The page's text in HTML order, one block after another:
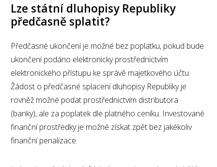
Lze státní dluhopisy Republiky
předčasně splatit?
Předčasné ukončení je možné bez poplatku, pokud bude
ukončení podáno elektronicky prostřednictvím
elektronického přístupu ke správě majetkového účtu.
Žádost o předčasné splacení dluhopisy Republiky je
rovněž možné podat prostřednictvím distributora
(banky), ale za poplatek dle platného ceníku. Investované
finanční prostředky je možné získat zpět bez jakékoliv
finanční penalizace.